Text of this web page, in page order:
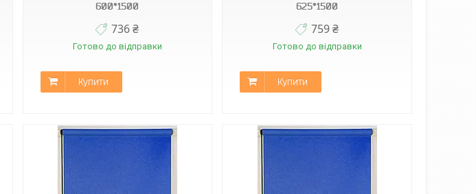
600*1500
736 ₴
Готово до відправки
Купити
625*1500
759 ₴
Готово до відправки
Купити